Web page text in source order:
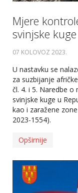
Mjere
svinjske
07 KOLOVOZ 2023.
U nastavku se
za suzbijanje
čl. 4. i 5. Naredbe
svinjske kuge u
kao i zaražene zone
2023-1554).
Opširnije